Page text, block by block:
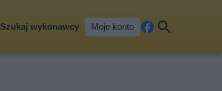
Szukaj wykonawcy Moje konto
cebkaj